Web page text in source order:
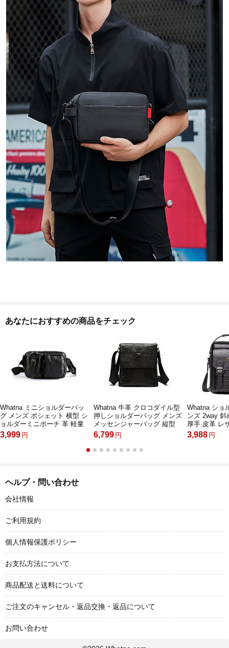
あなたにおすすめの商品をチェック
Whatna ミニショルダーバッ
グ メンズ ポシェット 横型 シ
ョルダーミニポーチ 革 軽量
小型 人気型 耐久性 小さめメ
ッセンジャーバッグ斜め掛け
ビジネス 通学 通勤鞄 軽量 実
3,999 円
Whatna 牛革 クロコダイル型
押しショルダーバッグ メンズ
メッセンジャーバッグ 縦型
小さめ ビジネスバッグ 9.7イ
ンチipad収納可 本 革通勤 通
学 斜めがけバッグ オシャレ
6,799 円
Whatna ショ
ンズ 2way 斜
厚手 皮革 レ
納可 縦型 小
ャーバッグ
3,988 円
ヘルプ・問い合わせ
会社情報
ご利用規約
個人情報保護ポリシー
お支払方法について
商品配送と送料について
ご注文のキャンセル・返品交換・返品について
お問い合わせ